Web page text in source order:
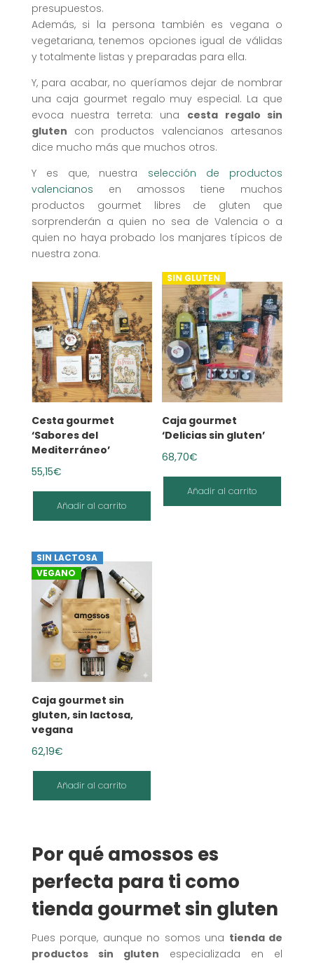
presupuestos.
Además, si la persona también es vegana o
vegetariana, tenemos opciones igual de válidas
y totalmente listas y preparadas para ella.
Y, para acabar, no queríamos dejar de nombrar
una caja gourmet regalo muy especial. La que
evoca nuestra terreta: una cesta regalo sin
gluten con productos valencianos artesanos
dice mucho más que muchos otros.
Y es que, nuestra selección de productos
valencianos en amossos tiene muchos
productos gourmet libres de gluten que
sorprenderán a quien no sea de Valencia o a
quien no haya probado los manjares típicos de
nuestra zona.
Cesta gourmet
‘Sabores del
Mediterráneo’
55,15€
Añadir al carrito
SIN GLUTEN
Caja gourmet
‘Delicias sin gluten’
68,70€
Añadir al carrito
SIN LACTOSA
VEGANO
Caja gourmet sin
gluten, sin lactosa,
vegana
62,19€
Añadir al carrito
Por qué amossos es
perfecta para ti como
tienda gourmet sin gluten
Pues porque, aunque no somos una tienda de
productos sin gluten especializada en el